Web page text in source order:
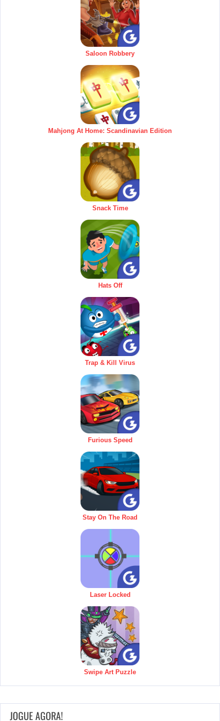
Saloon Robbery
Mahjong At Home: Scandinavian Edition
Snack Time
Hats Off
Trap & Kill Virus
Furious Speed
Stay On The Road
Laser Locked
Swipe Art Puzzle
JOGUE AGORA!